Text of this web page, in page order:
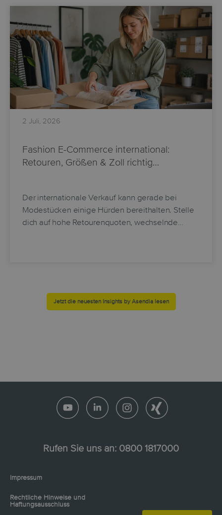
2 Juli, 2026
Fashion E-Commerce international:
Retouren, Größen & Zoll richtig…
Der internationale Verkauf kann gerade bei
Modestücken einige Hürden bereithalten. Stelle
dich auf hohe Retourenquoten, wechselnde…
Jetzt die neuesten Insights by Asendia lesen
Rufen Sie uns an: 0800 1817000
Impressum
Rechtliche Hinweise und
Haftungsausschluss